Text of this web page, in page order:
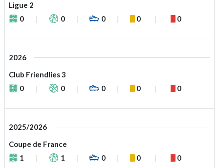
Ligue 2
0
0 0 0 0
2026
Club Friendlies 3
0
0 0 0 0
2025/2026
Coupe de France
1
1 0 0 0